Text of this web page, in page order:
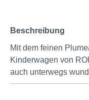
Beschreibung
Mit dem feinen
Kinderwagen von
auch unterwegs